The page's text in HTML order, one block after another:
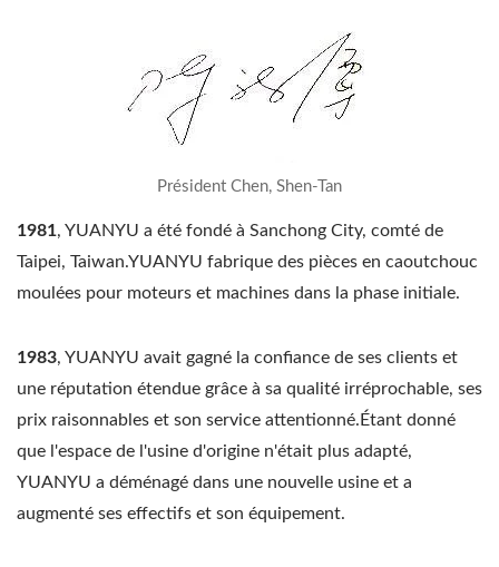
Président Chen, Shen-Tan
1981, YUANYU a été fondé à Sanchong City, comté de
Taipei, Taiwan.YUANYU fabrique des pièces en caoutchouc
moulées pour moteurs et machines dans la phase initiale.
1983, YUANYU avait gagné la confiance de ses clients et
une réputation étendue grâce à sa qualité irréprochable, ses
prix raisonnables et son service attentionné.Étant donné
que l'espace de l'usine d'origine n'était plus adapté,
YUANYU a déménagé dans une nouvelle usine et a
augmenté ses effectifs et son équipement.